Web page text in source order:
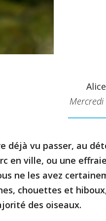
déjà vu passer, au
en ville, ou une
ne les avez
chouettes et
des oiseaux.